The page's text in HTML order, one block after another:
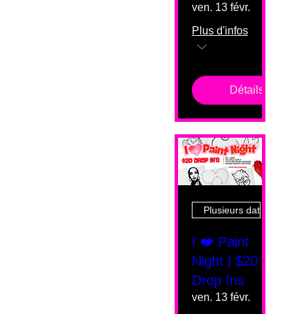
ven. 13 févr.
Plus d'infos
Détails
Plusieurs dates
I ❤️ Paint
Night | $20
Drop Ins
ven. 13 févr.